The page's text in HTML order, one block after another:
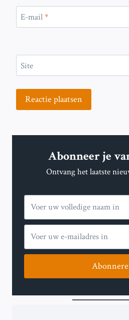
E-mail*
Site
Abonneer je
Ontvang het laatste